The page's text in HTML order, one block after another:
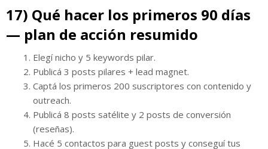
17) Qué hacer los primeros 90 días
— plan de acción resumido
Elegí nicho y 5 keywords pilar.
Publicá 3 posts pilares + lead magnet.
Captá los primeros 200 suscriptores con contenido y
outreach.
Publicá 8 posts satélite y 2 posts de conversión
(reseñas).
Hacé 5 contactos para guest posts y conseguí tus